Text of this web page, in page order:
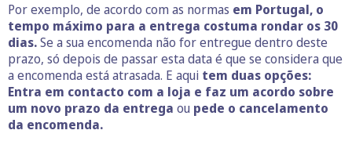
Por exemplo, de acordo com as normas em Portugal, o
tempo máximo para a entrega costuma rondar os 30
dias.Se a sua encomenda não for entregue dentro deste
prazo, só depois de passar esta data é que se considera que
a encomenda está atrasada. E aqui tem duas opções:
Entra em contacto com a loja e faz um acordo sobre
um novo prazo da entrega ou pede o cancelamento
da encomenda.